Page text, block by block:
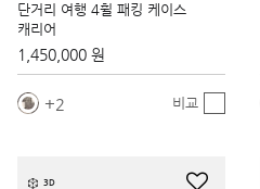
단거리 여행 4휠 패킹 케이스
캐리어
1,450,000 원
2 비교
3D